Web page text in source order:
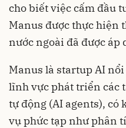
cho biết việc cấm đầu
Manus được thực hiện
nước ngoài đã được áp
Manus là startup AI
lĩnh vực phát triển các
tự động (AI agents), có
vụ phức tạp như phân